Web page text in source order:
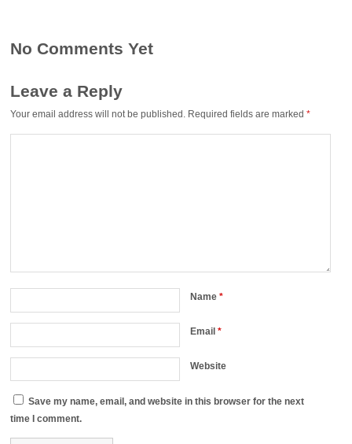
No Comments Yet
Leave a Reply
Your email address will not be published. Required fields are marked*
Name*
Email*
Website
Save my name, email, and website in this browser for the next
time I comment.